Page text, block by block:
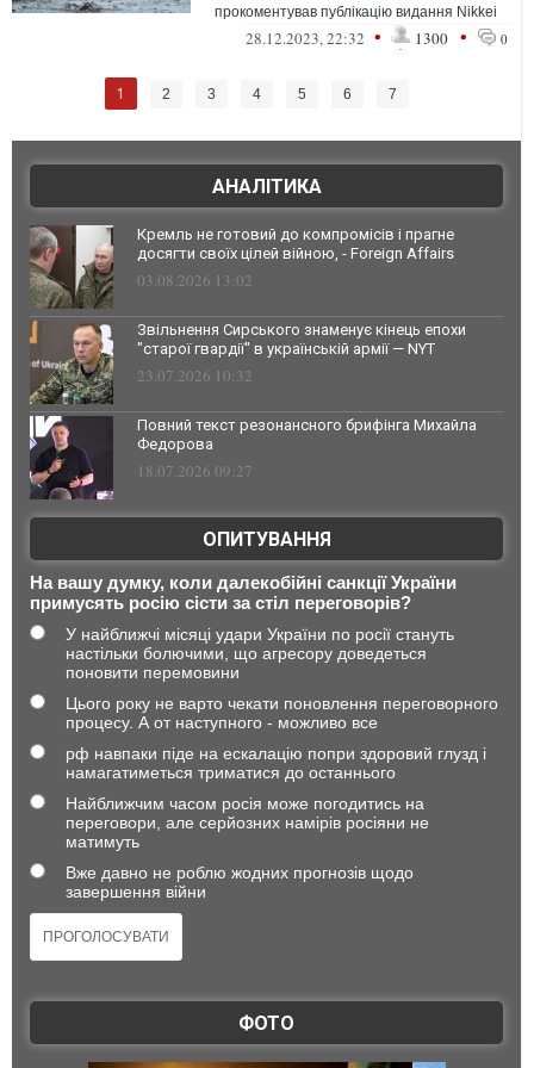
прокоментував публікацію видання Nikkei
Asia про те, що Путін під час його візит...
28.12.2023, 22:32 • 1300 • 0
1 2 3 4 5 6 7
АНАЛІТИКА
Кремль не готовий до компромісів і прагне
досягти своїх цілей війною, - Foreign Affairs
03.08.2026 13:02
Звільнення Сирського знаменує кінець епохи
"старої гвардії" в українській армії — NYT
23.07.2026 10:32
Повний текст резонансного брифінга Михайла
Федорова
18.07.2026 09:27
ОПИТУВАННЯ
На вашу думку, коли далекобійні санкції України
примусять росію сісти за стіл переговорів?
У найближчі місяці удари України по росії стануть
настільки болючими, що агресору доведеться
поновити перемовини
Цього року не варто чекати поновлення переговорного
процесу. А от наступного - можливо все
рф навпаки піде на ескалацію попри здоровий глузд і
намагатиметься триматися до останнього
Найближчим часом росія може погодитись на
переговори, але серйозних намірів росіяни не
матимуть
Вже давно не роблю жодних прогнозів щодо
завершення війни
ФОТО